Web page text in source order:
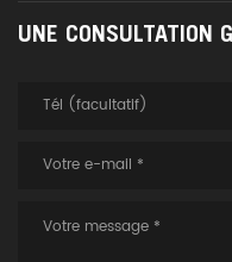
UNE CONSULTATION